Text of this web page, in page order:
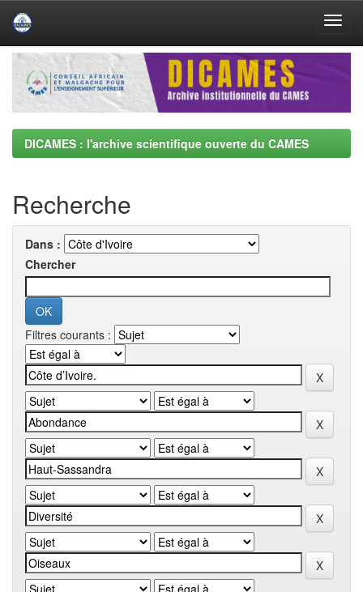
Skip
navigation
DICAMES : l'archive scientifique ouverte du CAMES
Recherche
Dans :
Chercher
Filtres courants :